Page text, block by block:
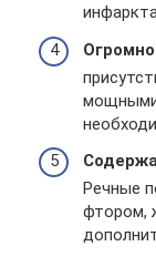
мощными
Речные
фтором,